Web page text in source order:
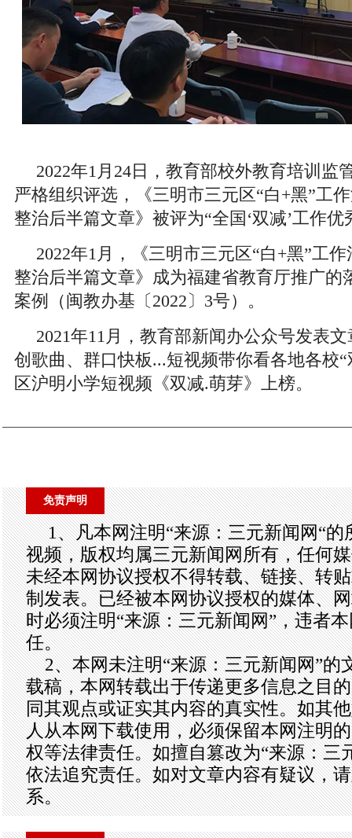
2022年1月24日，教育部校外教育培训监
严格组织评选，《三明市三元区“白+黑”工
整治后半篇文章》被评为“全国‘双减’工作优
2022年1月，《三明市三元区“白+黑”工
整治后半篇文章》成为福建省教育厅推广的
案例（闽教办基〔2022〕3号）。
2021年11月，教育部新闻办公众号发表
创歌曲、群口快板...短视频带你看各地各校
区沪明小学短视频《双减.萌芽》上榜。
免责声明
1、凡本网注明“来源：三元新闻网“
视频，版权均属三元新闻网所有，任何
未经本网协议授权不得转载、链接、转
制发表。已经被本网协议授权的媒体、
时必须注明“来源：三元新闻网”，违者
任。
2、本网未注明“来源：三元新闻网”的
载稿，本网转载出于传递更多信息之目
同其观点或证实其内容的真实性。如其
人从本网下载使用，必须保留本网注明
权等法律责任。如擅自篡改为“来源：三
依法追究责任。如对文章内容有疑议，
系。